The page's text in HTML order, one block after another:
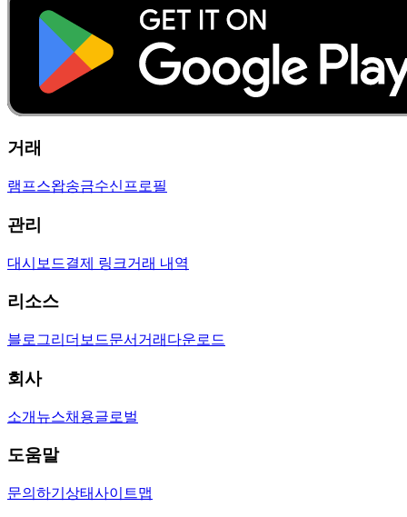
거래
램프스왑송금수신 프로필
관리
대시보드결제 링크거래 내역
리소스
블로그리더보드문서 거래 다운로드
회사
소개 뉴스채용글로벌
도움말
문의하기 상태사이트맵